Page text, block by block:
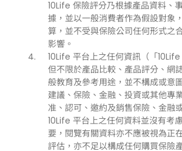
10Life 保險評分乃根據產品資料、
據，並以一般消費者作為假設對象
算，並不受與保險公司任何形式之
影響。
10Life 平台上之任何資訊（「
但不限於產品比較、產品評分、網
般教育及參考用途，並不構成或意
建議、保險、金融、投資或其他專
准、認可、邀約及銷售保險、金融
10Life 平台上之任何資料並沒有考
要，閱覽有關資料亦不應被視為正
評估，亦不足以構成任何購買保險